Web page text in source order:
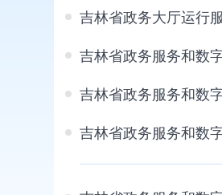
吉林省政务大厅运行
吉林省政务服务和数
吉林省政务服务和数
吉林省政务服务和数